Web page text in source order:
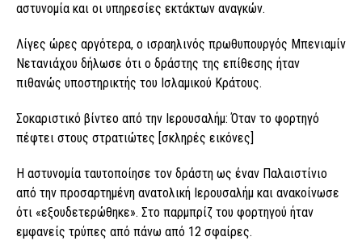
αστυνομία και οι υπηρεσίες εκτάκτων αναγκών.
Λίγες ώρες αργότερα, ο ισραηλινός πρωθυπουργός Μπενιαμίν
Νετανιάχου δήλωσε ότι ο δράστης της επίθεσης ήταν
πιθανώς υποστηρικτής του Ισλαμικού Κράτους.
Σοκαριστικό βίντεο από την Ιερουσαλήμ: Όταν το φορτηγό
πέφτει στους στρατιώτες [σκληρές εικόνες]
Η αστυνομία ταυτοποίησε τον δράστη ως έναν Παλαιστίνιο
από την προσαρτημένη ανατολική Ιερουσαλήμ και ανακοίνωσε
ότι «εξουδετερώθηκε». Στο παρμπρίζ του φορτηγού ήταν
εμφανείς τρύπες από πάνω από 12 σφαίρες.